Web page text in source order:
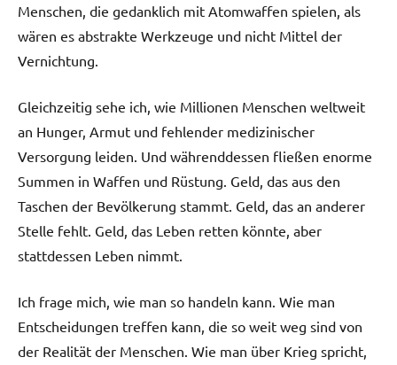
Menschen, die gedanklich mit Atomwaffen spielen, als
wären es abstrakte Werkzeuge und nicht Mittel der
Vernichtung.
Gleichzeitig sehe ich, wie Millionen Menschen weltweit
an Hunger, Armut und fehlender medizinischer
Versorgung leiden. Und währenddessen fließen enorme
Summen in Waffen und Rüstung. Geld, das aus den
Taschen der Bevölkerung stammt. Geld, das an anderer
Stelle fehlt. Geld, das Leben retten könnte, aber
stattdessen Leben nimmt.
Ich frage mich, wie man so handeln kann. Wie man
Entscheidungen treffen kann, die so weit weg sind von
der Realität der Menschen. Wie man über Krieg spricht,